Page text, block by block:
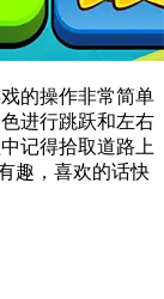
的操作非常简单
进行跳跃和左右
记得拾取道路上
趣，喜欢的话快